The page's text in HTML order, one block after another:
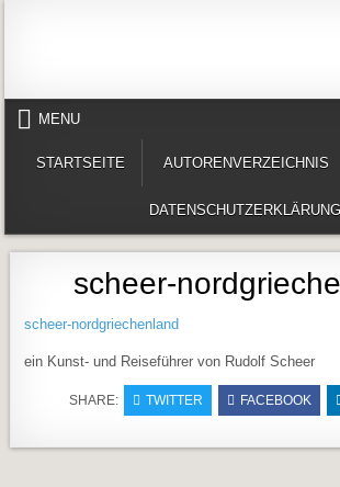
MENU
STARTSEITE AUTORENVERZEICHNIS
DATENSCHUTZERKLÄRUNG
scheer-
scheer-nordgriechenland
ein Kunst- und Reiseführer von Rudolf Scheer
SHARE: TWITTER FACEBOOK